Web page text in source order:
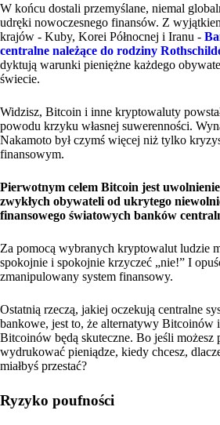
W końcu dostali przemyślane, niemal
udręki nowoczesnego finansów. Z
krajów - Kuby, Korei Północnej i Iranu -
centralne należące do rodziny
dyktują warunki pieniężne każdego
świecie.
Widzisz, Bitcoin i inne kryptowaluty
powodu krzyku własnej suwerenności.
Nakamoto był czymś więcej niż tylko
finansowym.
Pierwotnym celem Bitcoin jest uwolnienie
zwykłych obywateli od ukrytego
finansowego światowych banków
Za pomocą wybranych kryptowalut ludzie
spokojnie i spokojnie krzyczeć „nie!” I
zmanipulowany system finansowy.
Ostatnią rzeczą, jakiej oczekują centralne
bankowe, jest to, że alternatywy Bitcoinów i
Bitcoinów będą skuteczne. Bo jeśli możesz
wydrukować pieniądze, kiedy chcesz,
miałbyś przestać?
Ryzyko poufności